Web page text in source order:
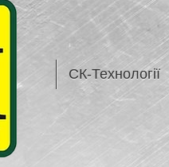
СК-Технології